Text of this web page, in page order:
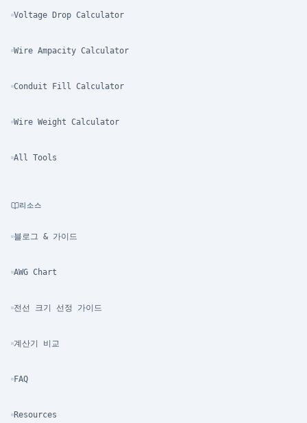
Voltage Drop Calculator
Wire Ampacity Calculator
Conduit Fill Calculator
Wire Weight Calculator
All Tools
리소스
블로그 & 가이드
AWG Chart
전선 크기 선정 가이드
계산기 비교
FAQ
Resources